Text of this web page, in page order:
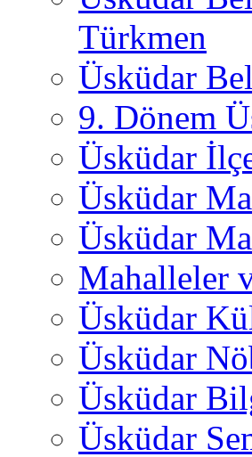
Türkmen
Üsküdar
9. Dönem
Üsküdar
Üsküdar
Üsküdar
Mahalleler
Üsküdar
Üsküdar
Üsküdar
Üsküdar